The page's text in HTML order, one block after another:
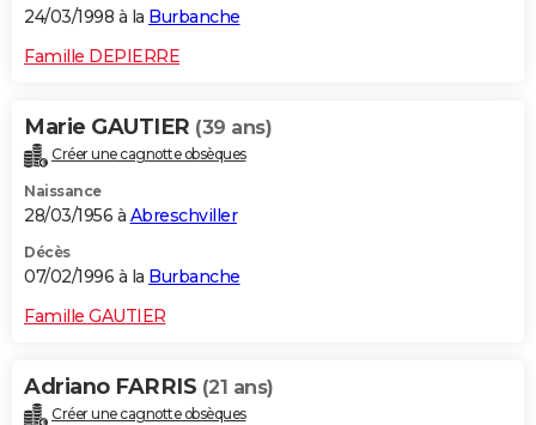
24/03/1998 à la Burbanche
Famille DEPIERRE
Marie GAUTIER (39 ans)
Créer une cagnotte obsèques
Naissance
28/03/1956 à Abreschviller
Décès
07/02/1996 à la Burbanche
Famille GAUTIER
Adriano FARRIS (21 ans)
Créer une cagnotte obsèques